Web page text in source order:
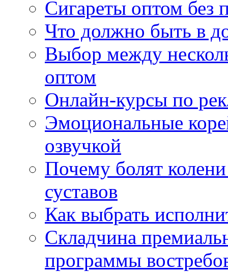
Сигареты оптом без
Что должно быть в
Выбор между
оптом
Онлайн-курсы по
Эмоциональные
озвучкой
Почему болят
суставов
Как выбрать
Складчина
программы